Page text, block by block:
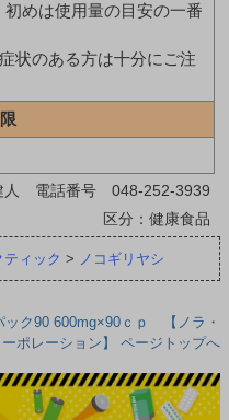
めは使用量の目安の一番
状のある方は十分にご注
人 電話番号 048-252-3939
区分：健康食品
ティック > ノコギリヤシ
ック90 600mg×90ｃｐ 【ノラ・
ーポレーション】 ページトップへ